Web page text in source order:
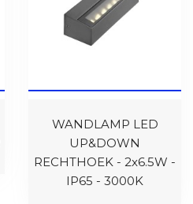
WANDLAMP LED
UP&DOWN
RECHTHOEK - 2x6.5W -
IP65 - 3000K